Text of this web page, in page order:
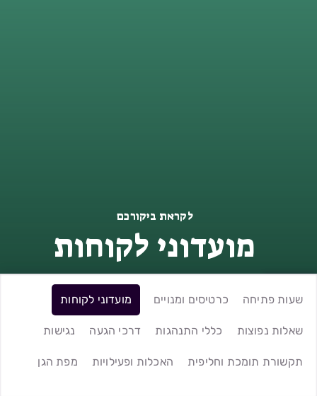
לקראת ביקורכם
מועדוני לקוחות
שעות פתיחה כרטיסים ומנויים מועדוני לקוחות
שאלות נפוצות כללי התנהגות דרכי הגעה נגישות
תקשורת תומכת וחליפית האכלות ופעילויות מפת הגן